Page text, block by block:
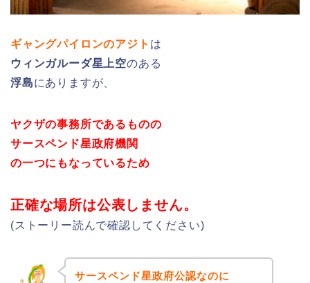
ギャングパイロンのアジト は
ウィンガルーダ星上空のある
浮島にありますが、
ヤクザの事務所であるものの
サースペンド星政府機関
の一つにもなっているため
正確な場所は公表しません。
(ストーリー読んで確認してください)
サースペンド星政府公認なのに